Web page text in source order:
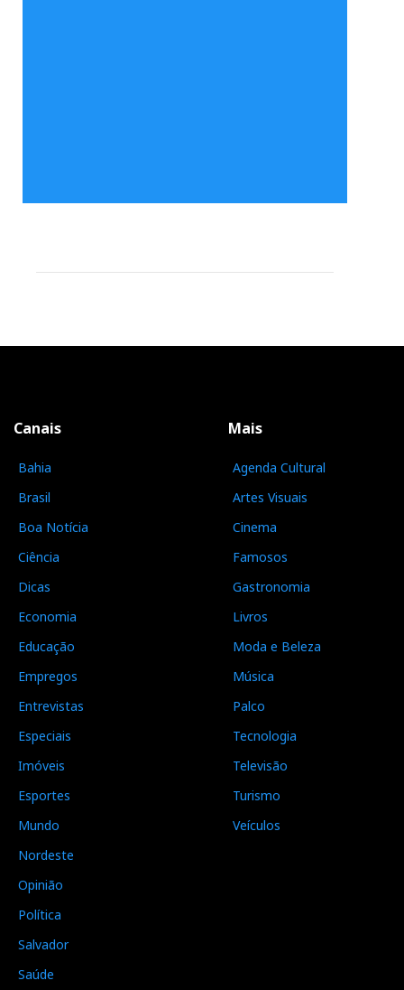
Canais
Bahia
Brasil
Boa Notícia
Ciência
Dicas
Economia
Educação
Empregos
Entrevistas
Especiais
Imóveis
Esportes
Mundo
Nordeste
Opinião
Política
Salvador
Saúde
Mais
Agenda Cultural
Artes Visuais
Cinema
Famosos
Gastronomia
Livros
Moda e Beleza
Música
Palco
Tecnologia
Televisão
Turismo
Veículos